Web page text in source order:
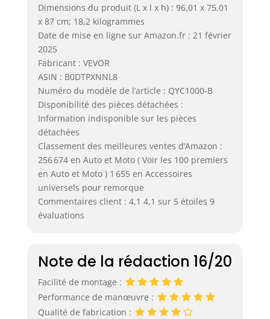
Dimensions du produit (L x l x h) : 96,01 x 75,01
x 87 cm; 18,2 kilogrammes
Date de mise en ligne sur Amazon.fr : 21 février
2025
Fabricant : VEVOR
ASIN : B0DTPXNNL8
Numéro du modèle de l’article : QYC1000-B
Disponibilité des pièces détachées :
Information indisponible sur les pièces
détachées
Classement des meilleures ventes d’Amazon :
256 674 en Auto et Moto ( Voir les 100 premiers
en Auto et Moto ) 1 655 en Accessoires
universels pour remorque
Commentaires client : 4,1 4,1 sur 5 étoiles 9
évaluations
Note de la rédaction 16/20
Facilité de montage :
Performance de manœuvre :
Qualité de fabrication :